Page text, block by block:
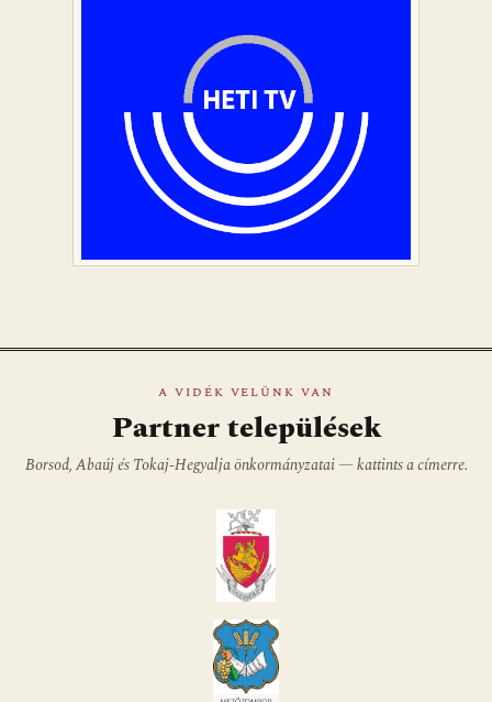
A VIDÉK VELÜNK VAN
Partner települések
Borsod, Abaúj és Tokaj-Hegyalja önkormányzatai — kattints a címerre.